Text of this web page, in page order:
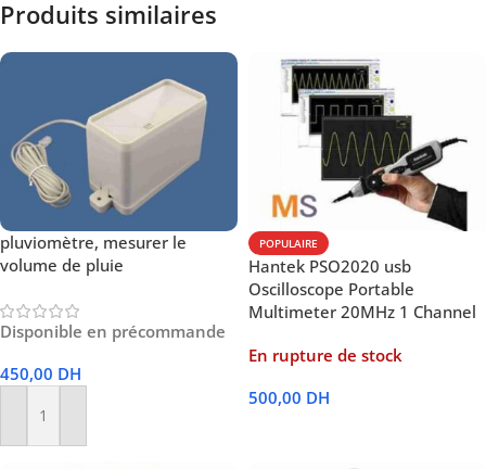
Produits similaires
pluviomètre, mesurer le
volume de pluie
Disponible en précommande
450,00 DH
Ajouter Au Panier
POPULAIRE
Hantek PSO2020 usb
Oscilloscope Portable
Multimeter 20MHz 1 Channel
En rupture de stock
500,00 DH